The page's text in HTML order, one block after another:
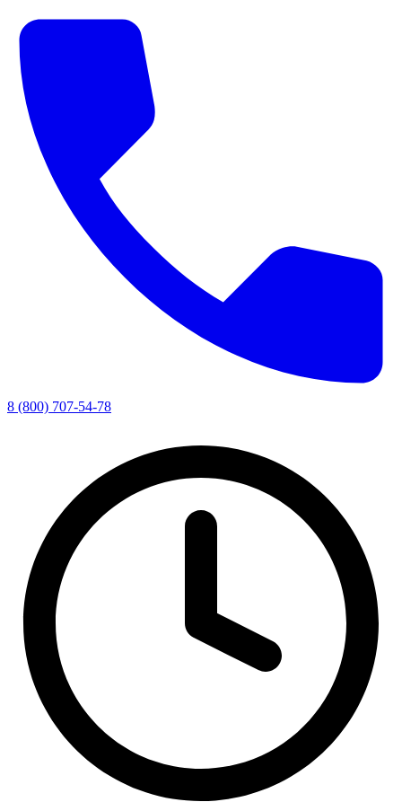
8 (800) 707-54-78